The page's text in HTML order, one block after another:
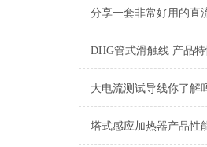
DHG管式滑触线 产品
大电流测试导线你了解
塔式感应加热器产品性